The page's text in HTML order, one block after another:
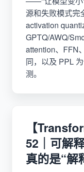
源和失败模式完
activation
GPTQ/AWQ/
attention、FFN
同，以及 PPL
测。
【
52｜可解
真的是“解